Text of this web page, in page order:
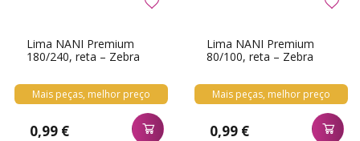
Lima NANI Premium
180/240, reta – Zebra
Mais peças, melhor preço
0,99 €
Lima NANI Premium
80/100, reta – Zebra
Mais peças, melhor preço
0,99 €